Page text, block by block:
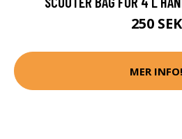
250 SEK
MER INFO!